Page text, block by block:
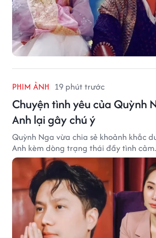
PHIM ẢNH 19 phút trước
Chuyện tình yêu của Quỳnh
Anh lại gây chú ý
Quỳnh Nga vừa chia sẻ khoảnh khắc
Anh kèm dòng trạng thái đầy tình cảm.